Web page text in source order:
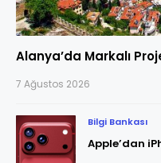
Alanya’da Markalı
7 Ağustos 2026
Bilgi Bankası
Apple’dan